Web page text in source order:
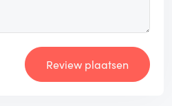
Review plaatsen